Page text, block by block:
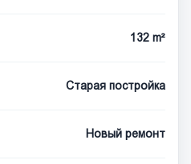
132 m²
Старая постройка
Новый ремонт